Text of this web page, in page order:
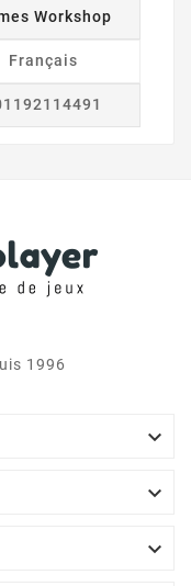
Workshop
Français
1996


